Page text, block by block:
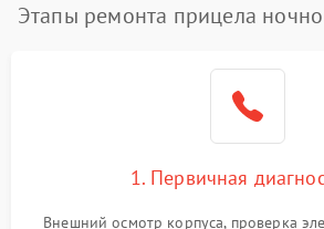
1000 ₽
Повреждение системы
Этапы ремонта прицела
1. Первичная
Внешний осмотр корпуса, проверка